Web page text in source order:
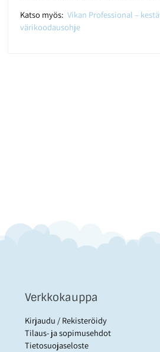
Katso myös:Vikan Professional –
värikoodausohje
Verkkokauppa
Kirjaudu / Rekisteröidy
Tilaus- ja sopimusehdot
Tietosuojaseloste